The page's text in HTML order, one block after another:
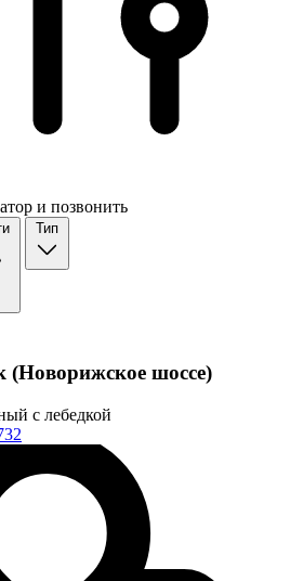
и позвонить
Тип
(Новорижское шоссе)
с лебедкой